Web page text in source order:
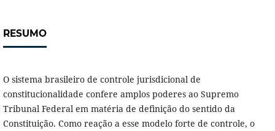
RESUMO
O sistema brasileiro de controle jurisdicional de
constitucionalidade confere amplos poderes ao Supremo
Tribunal Federal em matéria de definição do sentido da
Constituição. Como reação a esse modelo forte de controle, o